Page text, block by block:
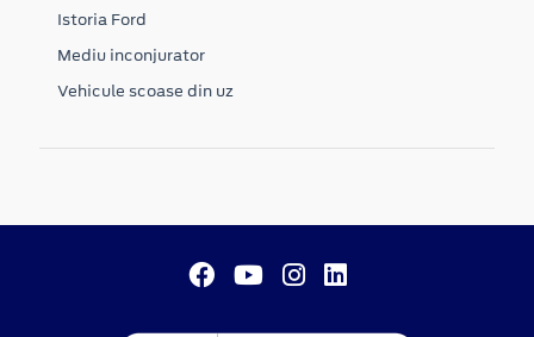
Istoria Ford
Mediu inconjurator
Vehicule scoase din uz